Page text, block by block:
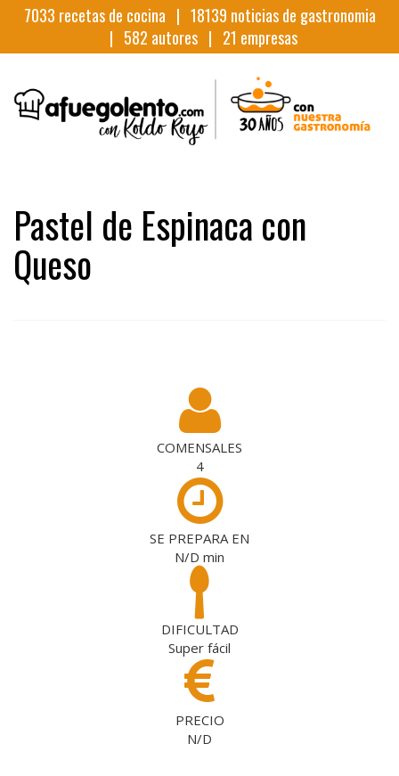
7033 recetas de cocina | 18139 noticias de gastronomia
| 582 autores | 21 empresas
Pastel de Espinaca con
Queso
COMENSALES
4
SE PREPARA EN
N/D min
DIFICULTAD
Super fácil
PRECIO
N/D